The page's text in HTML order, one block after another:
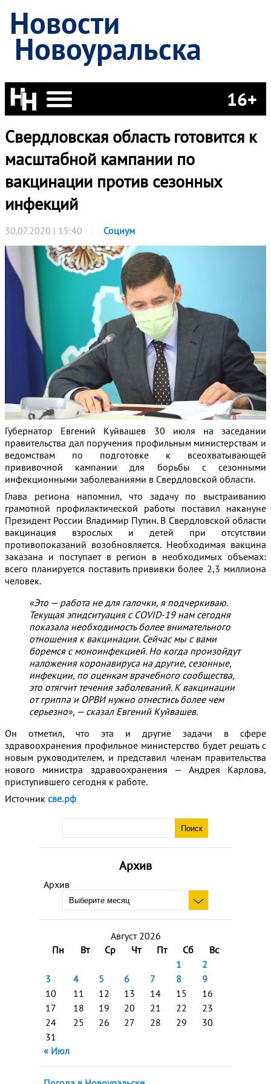
Новости
Новоуральска
16+
Архив
Архив
Август 2026
Пн
Вт Ср Чт Пт Сб
Вс
1
2
3
4 5 6 7 8
9
10
11 12 13 14 15
16
17
18 19 20 21 22
23
24
25 26 27 28 29
30
31
« Июл
Свердловская область готовится к
масштабной кампании по
вакцинации против сезонных
инфекций
30.07.2020 | 15:40 Социум
Губернатор Евгений Куйвашев 30 июля на заседании
правительства дал поручения профильным министерствам и
ведомствам по подготовке к всеохватывающей
прививочной кампании для борьбы с сезонными
инфекционными заболеваниями в Свердловской области.
Глава региона напомнил, что задачу по выстраиванию
грамотной профилактической работы поставил накануне
Президент России Владимир Путин. В Свердловской области
вакцинация взрослых и детей при отсутствии
противопоказаний возобновляется. Необходимая вакцина
заказана и поступает в регион в необходимых объемах:
всего планируется поставить прививки более 2,3 миллиона
человек.
«Это — работа не для галочки, я подчеркиваю.
Текущая эпидситуация с COVID-19 нам сегодня
показала необходимость более внимательного
отношения к вакцинации. Сейчас мы с вами
боремся с моноинфекцией. Но когда произойдут
наложения коронавируса на другие, сезонные,
инфекции, по оценкам врачебного сообщества,
это отягчит течения заболеваний. К вакцинации
от гриппа и ОРВИ нужно отнестись более чем
серьезно», — сказал Евгений Куйвашев.
Он отметил, что эта и другие задачи в сфере
здравоохранения профильное министерство будет решать с
новым руководителем, и представил членам правительства
нового министра здравоохранения — Андрея Карлова,
приступившего сегодня к работе.
Источник све.рф